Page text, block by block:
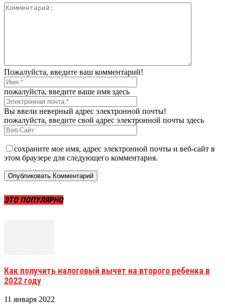
Пожалуйста, введите ваш комментарий!
пожалуйста, введите ваше имя здесь
Вы ввели неверный адрес электронной почты!
пожалуйста, введите свой адрес электронной почты здесь
сохраните мое имя, адрес электронной почты и веб-сайт в
этом браузере для следующего комментария.
ЭТО ПОПУЛЯРНО
Как получить налоговый вычет на второго ребенка в
2022 году
11 января 2022